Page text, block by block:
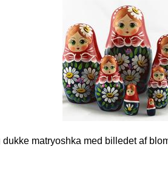
matryoshka med billedet af